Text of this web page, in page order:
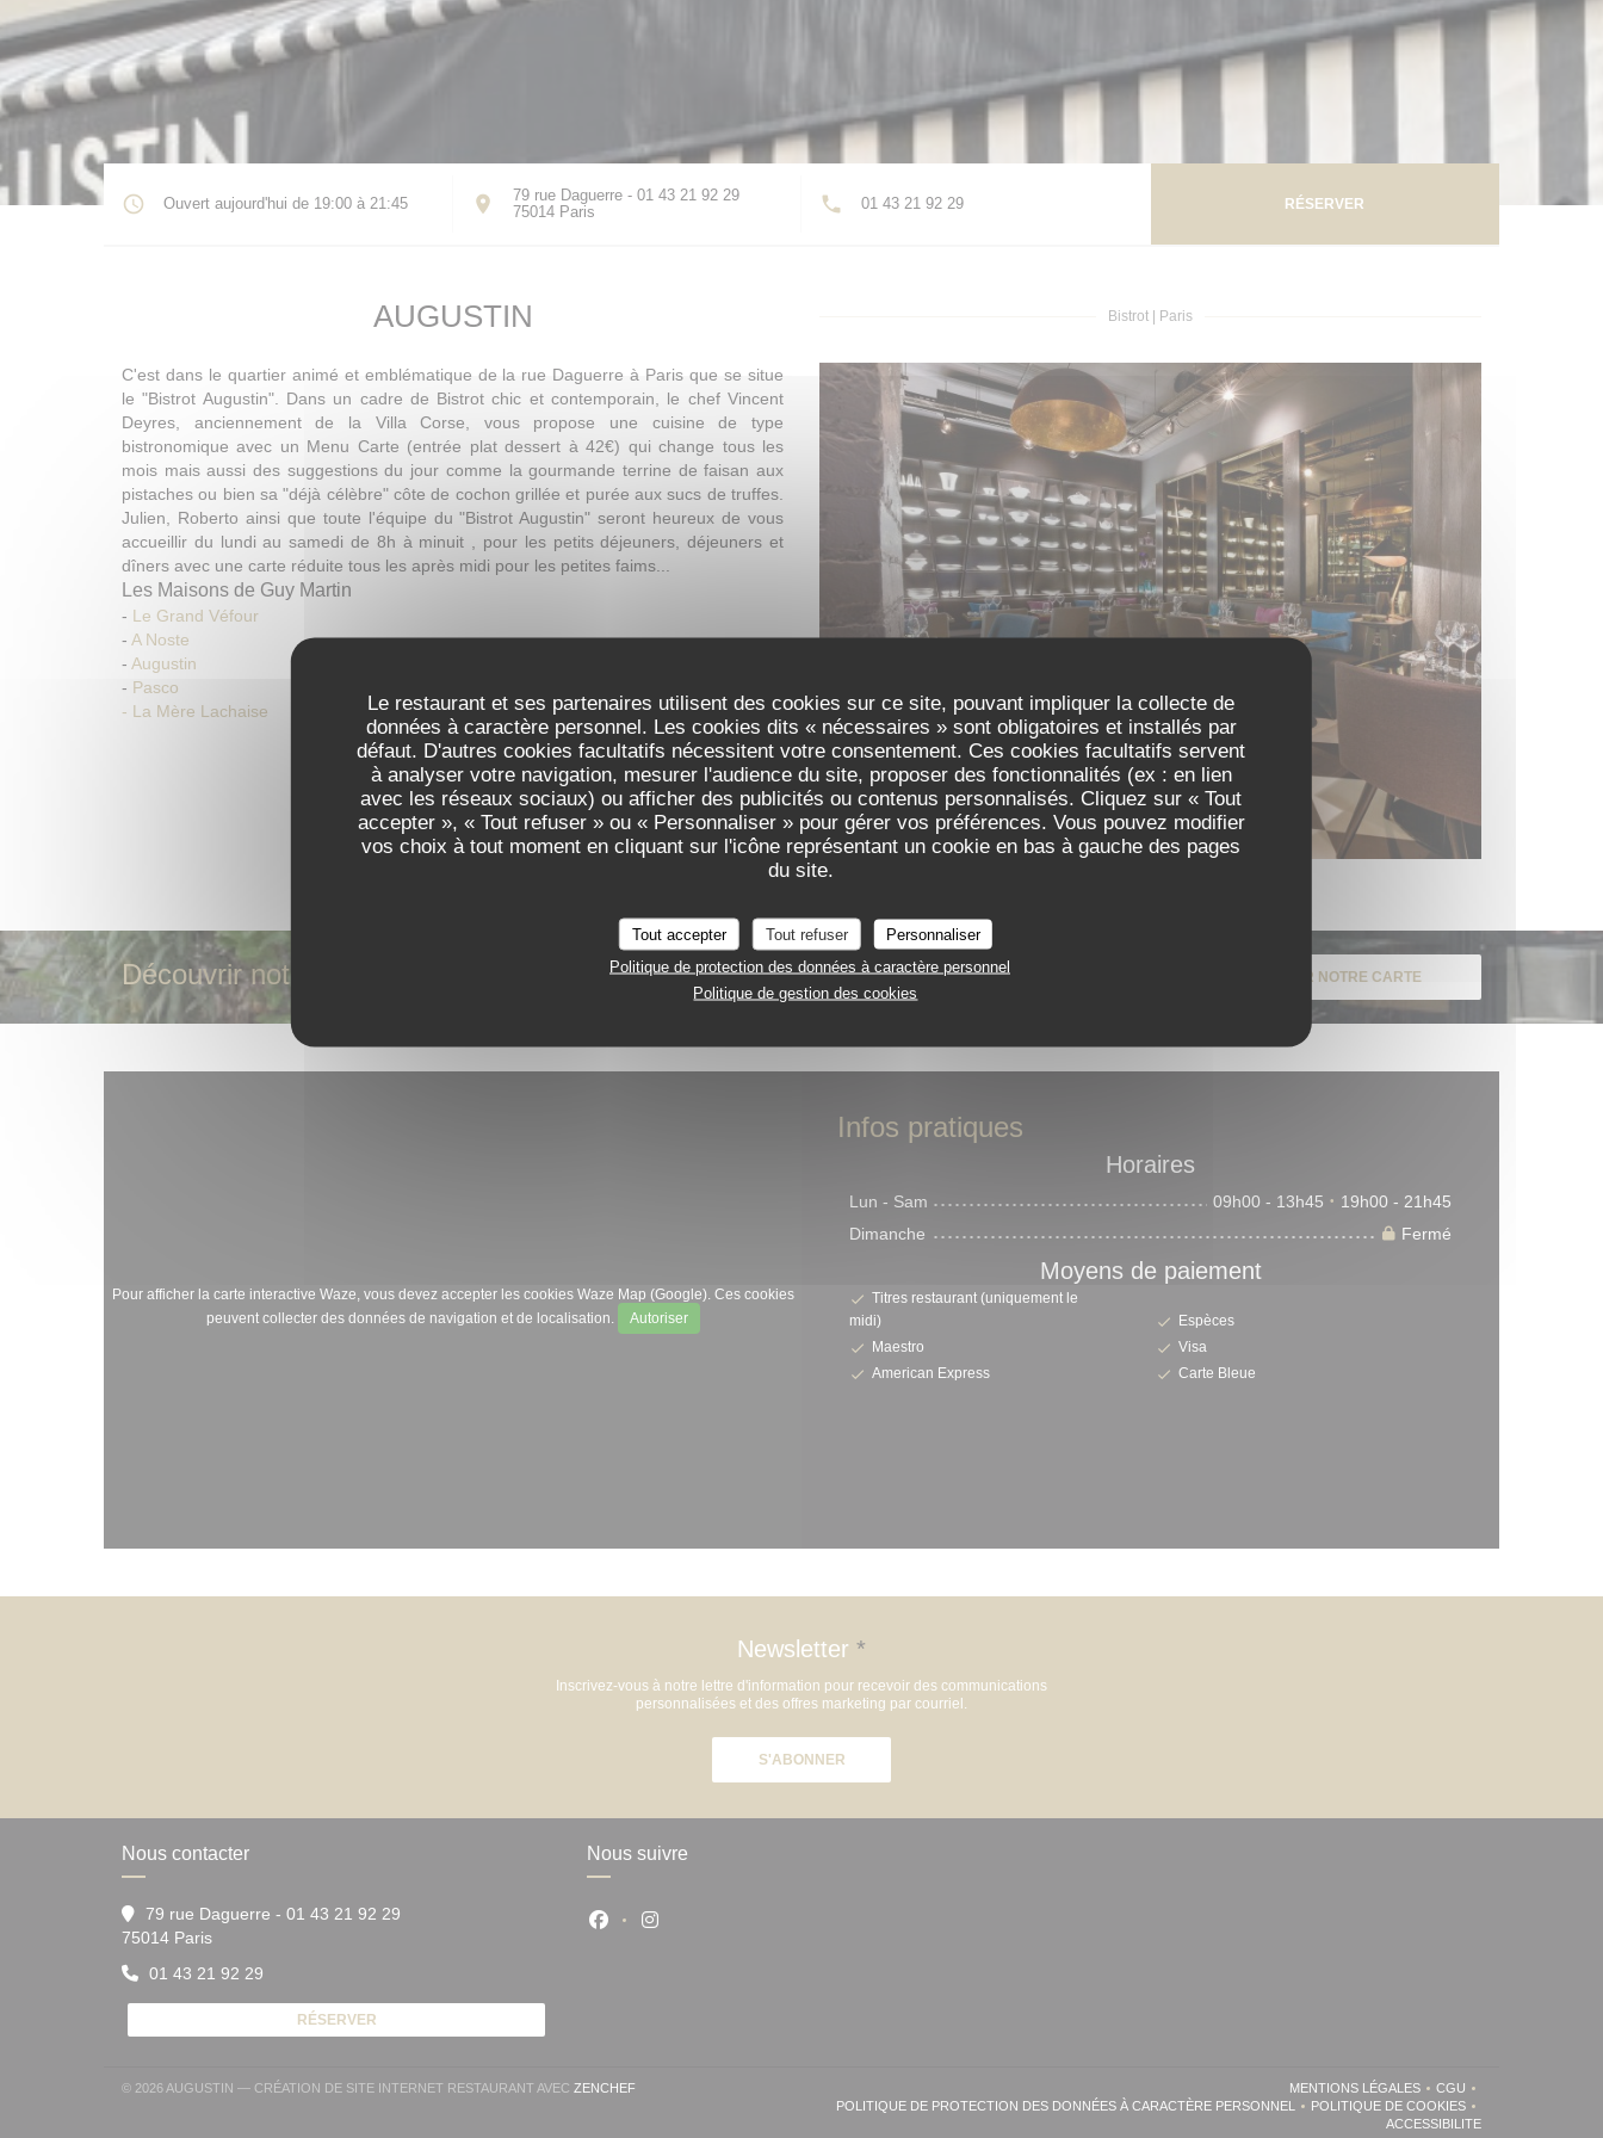
Le restaurant et ses partenaires utilisent des cookies sur ce site, pouvant impliquer la collecte de
données à caractère personnel. Les cookies dits « nécessaires » sont obligatoires et installés par
défaut. D'autres cookies facultatifs nécessitent votre consentement. Ces cookies facultatifs servent
à analyser votre navigation, mesurer l'audience du site, proposer des fonctionnalités (ex : en lien
avec les réseaux sociaux) ou afficher des publicités ou contenus personnalisés. Cliquez sur « Tout
accepter », « Tout refuser » ou « Personnaliser » pour gérer vos préférences. Vous pouvez modifier
vos choix à tout moment en cliquant sur l'icône représentant un cookie en bas à gauche des pages
du site.
Tout accepter Tout refuser
Personnaliser
Politique de protection des données à caractère personnel
Politique de gestion des cookies
Ouvert aujourd'hui de 19:00 à 21:45
79 rue Daguerre - 01 43 21 92 29
75014 Paris((ouvre une nouvelle fenêtre)) 01 43 21 92 29 RÉSERVER
AUGUSTIN Bistrot Paris
C'est dans le quartier animé et emblématique de la rue Daguerre à Paris que se situe
le "Bistrot Augustin". Dans un cadre de Bistrot chic et contemporain, le chef Vincent
Deyres, anciennement de la Villa Corse, vous propose une cuisine de type
bistronomique avec un Menu Carte (entrée plat dessert à 42€) qui change tous les
mois mais aussi des suggestions du jour comme la gourmande terrine de faisan aux
pistaches ou bien sa "déjà célèbre" côte de cochon grillée et purée aux sucs de truffes.
Julien, Roberto ainsi que toute l'équipe du "Bistrot Augustin" seront heureux de vous
accueillir du lundi au samedi de 8h à minuit , pour les petits déjeuners, déjeuners et
dîners avec une carte réduite tous les après midi pour les petites faims...
Les Maisons de Guy Martin
- Le Grand Véfour
- A Noste
- Augustin
- Pasco
- La Mère Lachaise
DÉCOUVRIR LE LIEU
Découvrir notre carte DÉCOUVRIR NOTRE CARTE
Pour afficher la carte interactive Waze, vous devez accepter les cookies Waze Map (Google). Ces cookies
peuvent collecter des données de navigation et de localisation.
Autoriser
Infos pratiques
Horaires
Lun - Sam 09h00 - 13h45 •
19h00 - 21h45
Dimanche
Fermé
Moyens de paiement
Titres restaurant (uniquement le
midi)
Espèces
Maestro
Visa
American Express
Carte Bleue
Newsletter *
Inscrivez-vous à notre lettre d'information pour recevoir des communications
personnalisées et des offres marketing par courriel.
S'ABONNER
Nous contacter
79 rue Daguerre - 01 43 21 92 29
75014 Paris((ouvre une nouvelle fenêtre))
01 43 21 92 29
RÉSERVER
Nous suivre
Facebook ((ouvre une nouvelle fenêtre))
Instagram ((ouvre une nouvelle fenêtre))
© 2026 AUGUSTIN — CRÉATION DE SITE INTERNET RESTAURANT AVEC ZENCHEF((OUVRE UNE NOUVELLE FENÊTRE)) MENTIONS LÉGALES((OUVRE UNE NOUVELLE FENÊTRE))
CGU((OUVRE UNE
POLITIQUE DE PROTECTION DES DONNÉES À CARACTÈRE PERSONNEL
((OUVRE UNE NOUVELLE FENÊTRE)) POLITIQUE DE COOKIES((OUVRE UNE NOUVELLE
ACCESSIBILITE((OUVRE UNE NOUVELLE